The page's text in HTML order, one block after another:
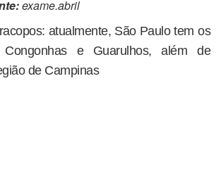
exame.abril
atualmente, São Paulo tem os
e Guarulhos, além de
de Campinas